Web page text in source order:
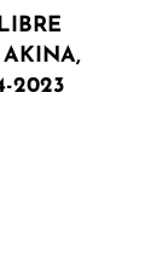
2023